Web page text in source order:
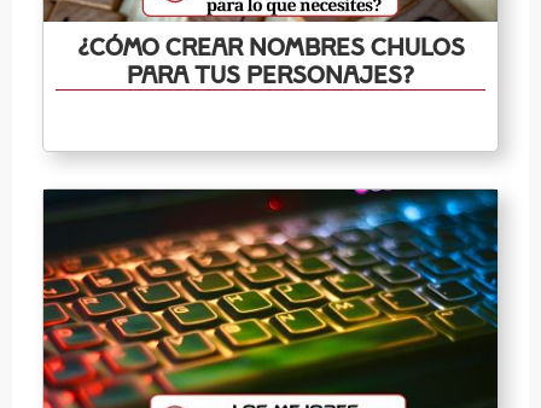
¿Cómo crear nombres chulos
para tus personajes?